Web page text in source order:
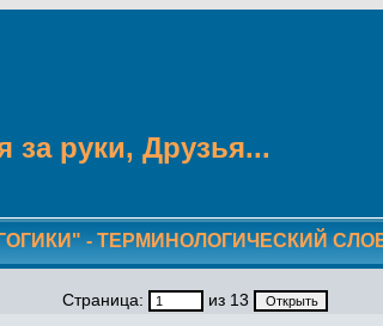
за руки, Друзья...
- ТЕРМИНОЛОГИЧЕСКИЙ
Страница: из 13